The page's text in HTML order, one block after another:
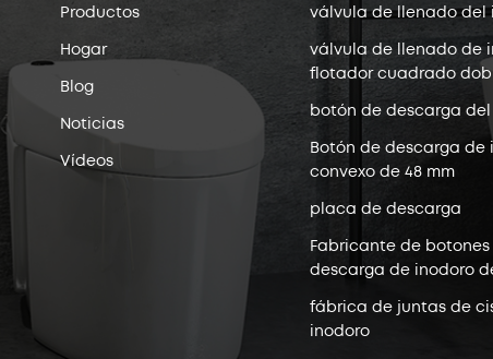
Productos
Hogar
Blog
Noticias
Vídeos
válvula de llenado del
válvula de llenado de
flotador cuadrado
botón de descarga del
Botón de descarga de
convexo de 48 mm
placa de descarga
Fabricante de botones
descarga de inodoro
fábrica de juntas de
inodoro